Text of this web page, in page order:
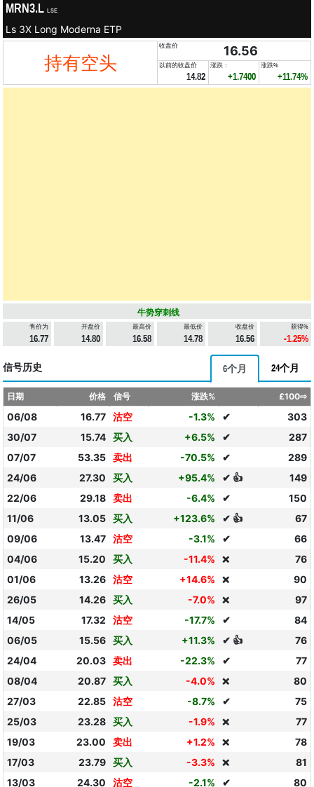
MRN3.L LSE
Ls 3X Long Moderna ETP
持有空头
收盘价 16.56
以前的收盘价
14.82
涨跌：
+1.7400
涨跌%
+11.74%
牛势穿刺线
售价为
16.77
开盘价
14.80
最高价
16.58
最低价
14.78
收盘价
16.56
获得%
-1.25%
信号历史 6个月 24个月
日期 价格 信号 涨跌% £100⇨
06/08 16.77 沽空 -1.3% ✔
303
30/07
15.74 买入 +6.5% ✔
287
07/07
53.35 卖出 -70.5% ✔
289
24/06
27.30 买入 +95.4% ✔ 👍
149
22/06
29.18 卖出 -6.4% ✔
150
11/06
13.05 买入 +123.6% ✔ 👍
67
09/06
13.47 沽空 -3.1% ✔
66
04/06
15.20 买入 -11.4% ❌
76
01/06
13.26 沽空 +14.6% ❌
90
26/05
14.26 买入 -7.0% ❌
97
14/05
17.32 沽空 -17.7% ✔
84
06/05
15.56 买入 +11.3% ✔ 👍
76
24/04
20.03 卖出 -22.3% ✔
77
08/04
20.87 买入 -4.0% ❌
80
27/03
22.85 沽空 -8.7% ✔
75
25/03
23.28 买入 -1.9% ❌
77
19/03
23.00 卖出 +1.2% ❌
78
17/03
23.79 买入 -3.3% ❌
81
13/03
24.30 沽空 -2.1% ✔
80